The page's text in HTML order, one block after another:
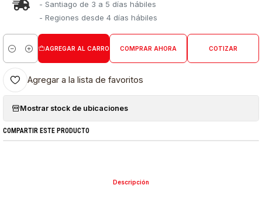
- Santiago de 3 a 5 días hábiles
- Regiones desde 4 días hábiles
Cantidad
AGREGAR AL CARRO COMPRAR AHORA COTIZAR
Agregar a la lista de favoritos
Mostrar stock de ubicaciones
COMPARTIR ESTE PRODUCTO
Descripción